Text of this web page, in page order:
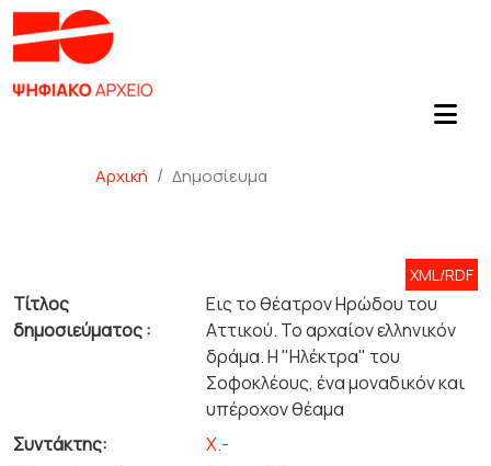
Αρχική Δημοσίευμα
XML/RDF
Τίτλος
δημοσιεύματος :
Εις το θέατρον Ηρώδου του
Αττικού. Το αρχαίον ελληνικόν
δράμα. Η "Ηλέκτρα" του
Σοφοκλέους, ένα μοναδικόν και
υπέροχον θέαμα
Συντάκτης:
Χ.-